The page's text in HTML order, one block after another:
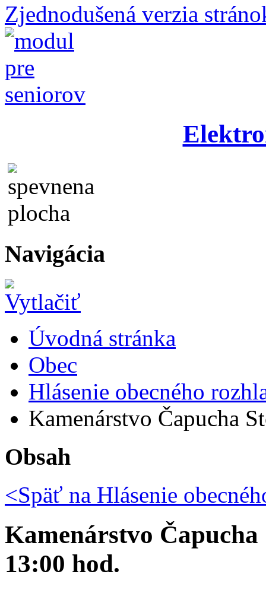
Zjednodušená verzia
Navigácia
Úvodná stránka
Obec
Hlásenie obecného
Kamenárstvo Čapucha
Obsah
<Späť na Hlásenie
Kamenárstvo Čapucha
13:00 hod.